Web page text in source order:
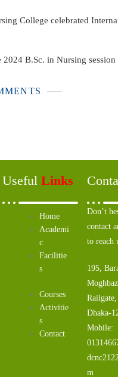
College celebrated
2024 B.Sc. in Nursing
Useful Links
Home
Academi
c
Facilitie
s
Courses
Activitie
s
Contact
Don’t
contact
to reach
195,
Dhaka-
Mobile:
m